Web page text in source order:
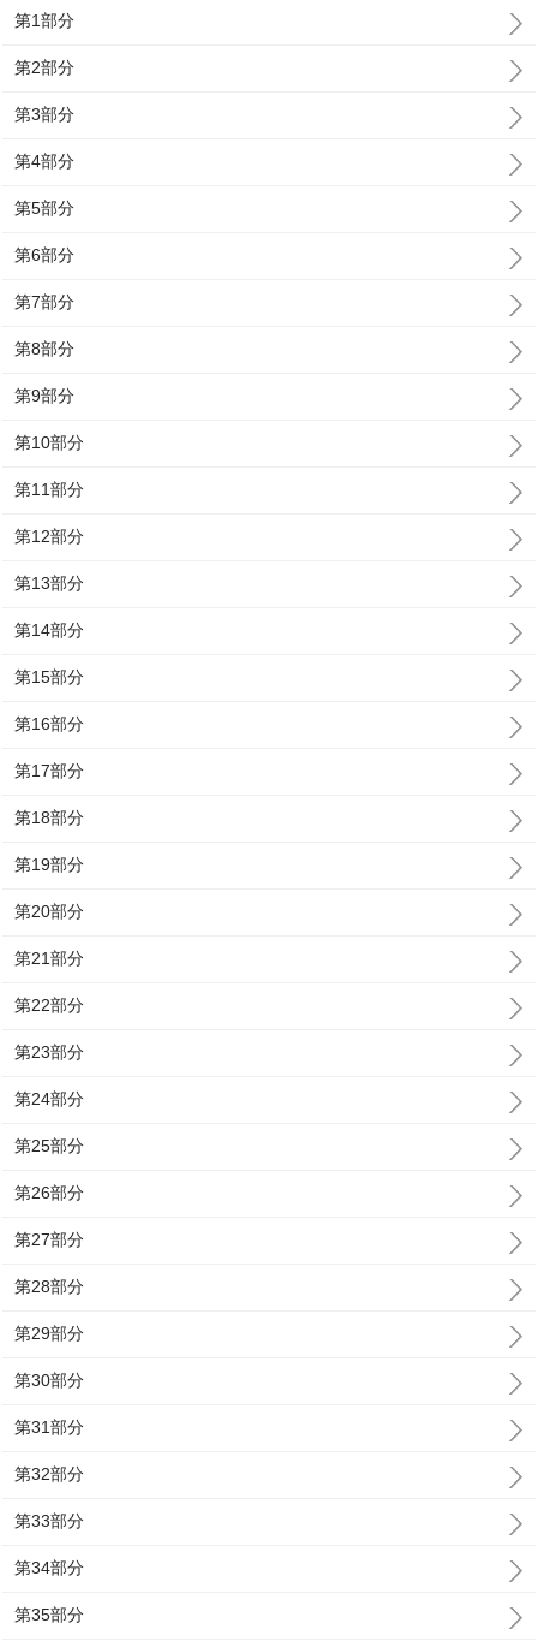
第1部分
第2部分
第3部分
第4部分
第5部分
第6部分
第7部分
第8部分
第9部分
第10部分
第11部分
第12部分
第13部分
第14部分
第15部分
第16部分
第17部分
第18部分
第19部分
第20部分
第21部分
第22部分
第23部分
第24部分
第25部分
第26部分
第27部分
第28部分
第29部分
第30部分
第31部分
第32部分
第33部分
第34部分
第35部分